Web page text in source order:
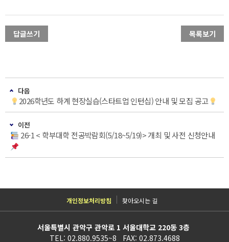
답글쓰기 목록보기
다음
2026학년도 하계 현장실습(스타트업 인턴십) 안내 및 모집 공고
이전
26-1 < 학부대학 전공박람회(5/18~5/19)> 개최 및 사전 신청안내
개인정보처리방침 찾아오시는 길
서울특별시 관악구 관악로 1 서울대학교 220동 3층
TEL: 02.880.9535~8 FAX: 02.873.4688